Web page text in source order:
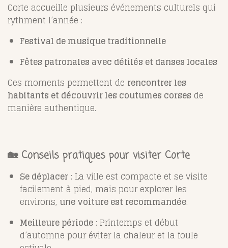
Corte accueille plusieurs événements culturels qui
rythment l’année :
Festival de musique traditionnelle
Fêtes patronales avec défilés et danses locales
Ces moments permettent de rencontrer les
habitants et découvrir les coutumes corses de
manière authentique.
🏡 Conseils pratiques pour visiter Corte
Se déplacer : La ville est compacte et se visite
facilement à pied, mais pour explorer les
environs, une voiture est recommandée.
Meilleure période : Printemps et début
d’automne pour éviter la chaleur et la foule